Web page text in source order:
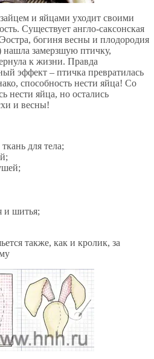
и яйцами уходит своими
Существует англо-саксонская
богиня весны и плодородия
нашла замерзшую птичку,
к жизни. Правда
эффект – птичка превратилась
способность нести яйца! Со
нести яйца, но остались
и весны!
для тела;
и шитья;
также, как и кролик, за